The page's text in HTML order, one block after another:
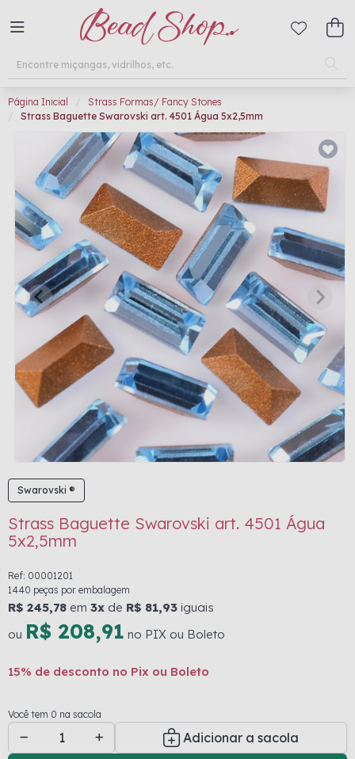
Página Inicial
Strass Formas/ Fancy Stones
Strass Baguette Swarovski art. 4501 Água 5x2,5mm
Swarovski ®
Strass Baguette Swarovski art. 4501 Água
5x2,5mm
Ref: 00001201
1440 peças por embalagem
R$ 245,78 em 3x de R$ 81,93 iguais
ou R$ 208,91 no PIX ou Boleto
15% de desconto no Pix ou Boleto
Você tem 0 na sacola
Adicionar a sacola